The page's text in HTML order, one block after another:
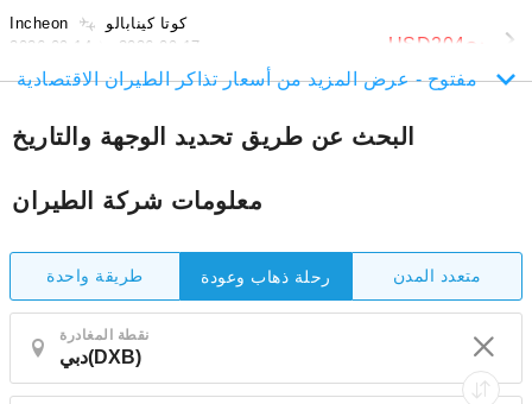
Incheon كوتا كينابالو
USD204 〜
2026-09-14 2026-09-17
مفتوح - عرض المزيد من أسعار تذاكر الطيران الاقتصادية
البحث عن طريق تحديد الوجهة والتاريخ
معلومات شركة الطيران
طريقة واحدة رحلة ذهاب وعودة متعدد المدن
نقطة المغادرة